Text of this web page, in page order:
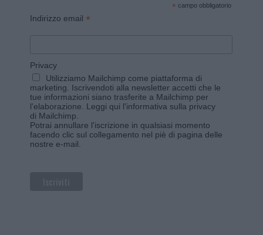
* campo obbligatorio
Indirizzo email *
Privacy
Utilizziamo Mailchimp come piattaforma di
marketing. Iscrivendoti alla newsletter accetti che le
tue informazioni siano trasferite a Mailchimp per
l'elaborazione. Leggi qui l'informativa sulla privacy
di Mailchimp
Potrai annullare l'iscrizione in qualsiasi momento
facendo clic sul collegamento nel piè di pagina delle
nostre e-mail.